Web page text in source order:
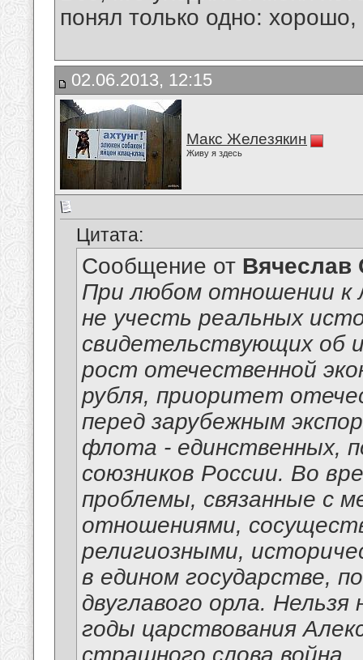
понял только одно:
02.06.2013, 12:15
Макс Железякин
Живу я здесь
Цитата:
Сообщение от Вячеслав
При любом отношении к
не учесть реальных
свидетельствующих об
рост отечественной
рубля, приоритет
перед зарубежным
флота - единственных,
союзников России. Во
проблемы, связанные с
отношениями,
религиозными,
в едином государстве,
двуглавого орла.
годы царствования